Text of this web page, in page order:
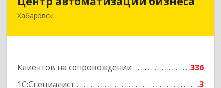
Хабаровск
Клиентов на сопровождении
336
1С:Специалист
3
680030, Хабаровский край, Хабаровск г, Ленина